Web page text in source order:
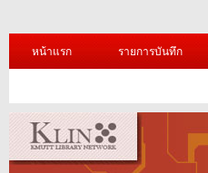
หน้าแรก รายการบันทึก